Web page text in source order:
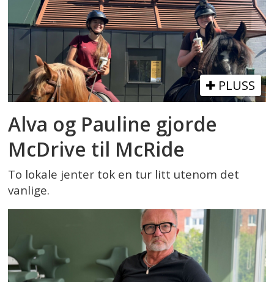
PLUSS
Alva og Pauline gjorde
McDrive til McRide
To lokale jenter tok en tur litt utenom det
vanlige.